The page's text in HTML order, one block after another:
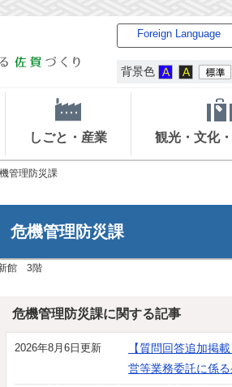
Foreign Language
背景色
しごと・産業 観光・文化
管理防災課
危機管理防災課
館 3階
危機管理防災課に関する記事
2026年8月6日更新
【質問回答追加掲
営等業務委託に係